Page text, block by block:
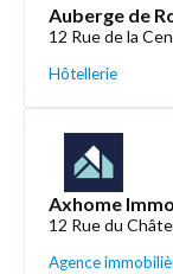
Auberge de
12 Rue de la
Hôtellerie
Axhome Immo
12 Rue du
Agence